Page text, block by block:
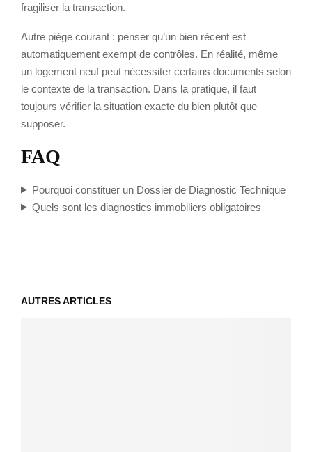
fragiliser la transaction.
Autre piège courant : penser qu’un bien récent est
automatiquement exempt de contrôles. En réalité, même
un logement neuf peut nécessiter certains documents selon
le contexte de la transaction. Dans la pratique, il faut
toujours vérifier la situation exacte du bien plutôt que
supposer.
FAQ
Pourquoi constituer un Dossier de Diagnostic Technique
Quels sont les diagnostics immobiliers obligatoires
AUTRES ARTICLES